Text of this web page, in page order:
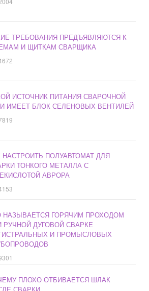
ТРЕБОВАНИЯ ПРЕДЪЯВЛЯЮТСЯ К
И ЩИТКАМ СВАРЩИКА
ИСТОЧНИК ПИТАНИЯ СВАРОЧНОЙ
ИМЕЕТ БЛОК СЕЛЕНОВЫХ ВЕНТИЛЕЙ
НАСТРОИТЬ ПОЛУАВТОМАТ ДЛЯ
ТОНКОГО МЕТАЛЛА С
АВРОРА
НАЗЫВАЕТСЯ ГОРЯЧИМ ПРОХОДОМ
РУЧНОЙ ДУГОВОЙ СВАРКЕ
И ПРОМЫСЛОВЫХ
ПЛОХО ОТБИВАЕТСЯ ШЛАК